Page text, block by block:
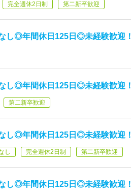
完全週休2日制 第二新卒歓迎
◎年間休日125日◎未経験歓迎！
◎年間休日125日◎未経験歓迎！
第二新卒歓迎
◎年間休日125日◎未経験歓迎！
し 完全週休2日制 第二新卒歓迎
◎年間休日125日◎未経験歓迎！